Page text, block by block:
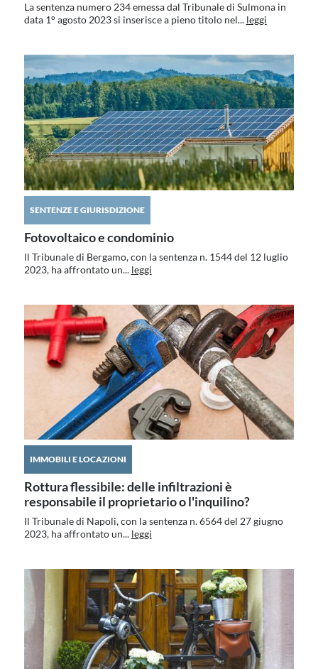
La sentenza numero 234 emessa dal Tribunale di Sulmona in
data 1° agosto 2023 si inserisce a pieno titolo nel... leggi
SENTENZE E GIURISDIZIONE
Fotovoltaico e condominio
ll Tribunale di Bergamo, con la sentenza n. 1544 del 12 luglio
2023, ha affrontato un... leggi
IMMOBILI E LOCAZIONI
Rottura flessibile: delle infiltrazioni è
responsabile il proprietario o l'inquilino?
Il Tribunale di Napoli, con la sentenza n. 6564 del 27 giugno
2023, ha affrontato un... leggi